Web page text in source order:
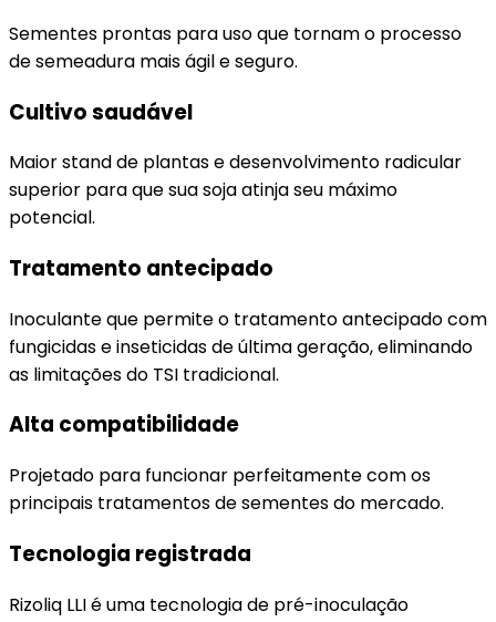
Sementes prontas para uso que tornam o processo
de semeadura mais ágil e seguro.
Cultivo saudável
Maior stand de plantas e desenvolvimento radicular
superior para que sua soja atinja seu máximo
potencial.
Tratamento antecipado
Inoculante que permite o tratamento antecipado com
fungicidas e inseticidas de última geração, eliminando
as limitações do TSI tradicional.
Alta compatibilidade
Projetado para funcionar perfeitamente com os
principais tratamentos de sementes do mercado.
Tecnologia registrada
Rizoliq LLI é uma tecnologia de pré-inoculação